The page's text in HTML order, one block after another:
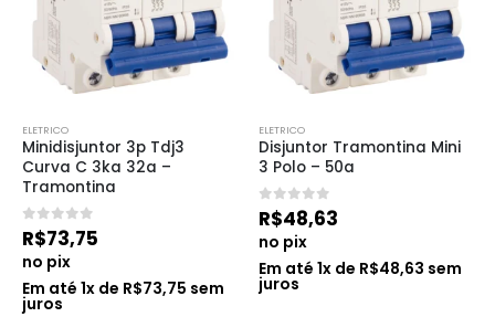
ELETRICO
Minidisjuntor 3p Tdj3
Curva C 3ka 32a –
Tramontina
0de 5
R$73,75
no pix
Em até 1x de R$73,75 sem
juros
ELETRICO
Disjuntor Tramontina Mini
3 Polo – 50a
0de 5
R$48,63
no pix
Em até 1x de R$48,63 sem
juros